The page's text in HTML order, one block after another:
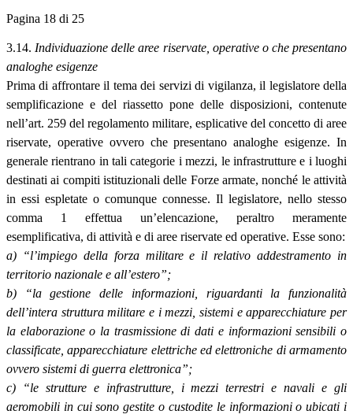
Pagina 18 di 25
3.14. Individuazione delle aree riservate, operative o che presentano
analoghe esigenze
Prima di affrontare il tema dei servizi di vigilanza, il legislatore della
semplificazione e del riassetto pone delle disposizioni, contenute
nell’art. 259 del regolamento militare, esplicative del concetto di aree
riservate, operative ovvero che presentano analoghe esigenze. In
generale rientrano in tali categorie i mezzi, le infrastrutture e i luoghi
destinati ai compiti istituzionali delle Forze armate, nonché le attività
in essi espletate o comunque connesse. Il legislatore, nello stesso
comma 1 effettua un’elencazione, peraltro meramente
esemplificativa, di attività e di aree riservate ed operative. Esse sono:
a) “l’impiego della forza militare e il relativo addestramento in
territorio nazionale e all’estero”;
b) “la gestione delle informazioni, riguardanti la funzionalità
dell’intera struttura militare e i mezzi, sistemi e apparecchiature per
la elaborazione o la trasmissione di dati e informazioni sensibili o
classificate, apparecchiature elettriche ed elettroniche di armamento
ovvero sistemi di guerra elettronica”;
c) “le strutture e infrastrutture, i mezzi terrestri e navali e gli
aeromobili in cui sono gestite o custodite le informazioni o ubicati i